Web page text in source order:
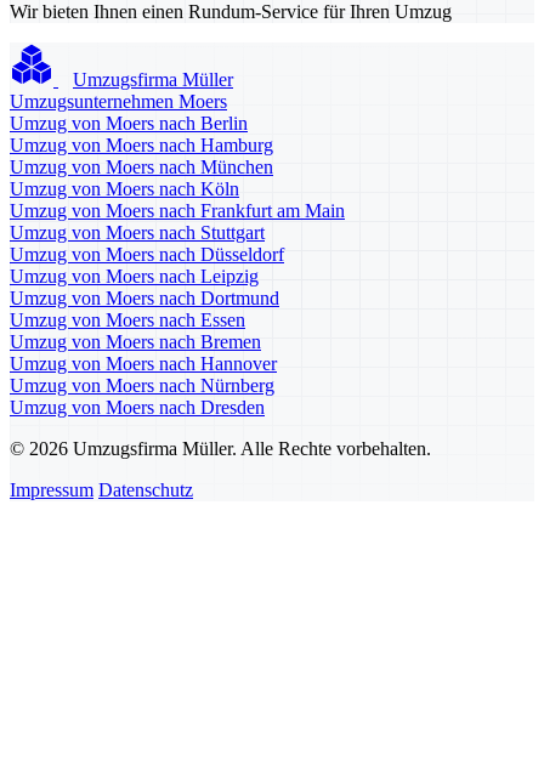
Wir bieten Ihnen einen Rundum-Service für Ihren Umzug
Umzugsfirma Müller
Umzugsunternehmen Moers
Umzug von Moers nach Berlin
Umzug von Moers nach Hamburg
Umzug von Moers nach München
Umzug von Moers nach Köln
Umzug von Moers nach Frankfurt am Main
Umzug von Moers nach Stuttgart
Umzug von Moers nach Düsseldorf
Umzug von Moers nach Leipzig
Umzug von Moers nach Dortmund
Umzug von Moers nach Essen
Umzug von Moers nach Bremen
Umzug von Moers nach Hannover
Umzug von Moers nach Nürnberg
Umzug von Moers nach Dresden
© 2026 Umzugsfirma Müller. Alle Rechte vorbehalten.
Impressum Datenschutz